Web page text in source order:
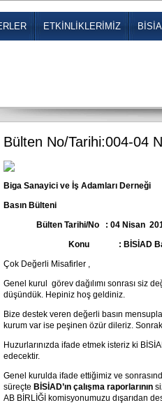
ETKİNLİKLERİMİZ
Bülten No/Tarihi:004-04
Biga Sanayici ve İş Adamları Derneği
Basın Bülteni
Bülten Tarihi/No : 04 Nisan
Konu : BİSİAD
Çok Değerli Misafirler ,
Genel kurul görev dağılımı sonrası siz
düşündük. Hepiniz hoş geldiniz.
Bize destek veren değerli basın
kurum var ise peşinen özür dileriz.
Huzurlarınızda ifade etmek isteriz ki
edecektir.
Genel kurulda ifade ettiğimiz ve
süreçte BİSİAD’ın çalışma raporlarının
AB BİRLİĞİ komisyonumuzu dışarıdan